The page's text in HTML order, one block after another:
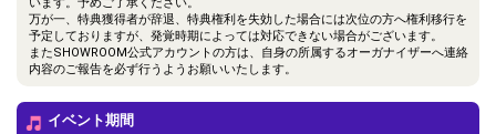
万が一、特典獲得者が辞退、特典権利を失効した場合には次位の方へ権利移行を
予定しておりますが、発覚時期によっては対応できない場合がございます。
またSHOWROOM公式アカウントの方は、自身の所属するオーガナイザーへ連絡
内容のご報告を必ず行うようお願いいたします。
イベント期間